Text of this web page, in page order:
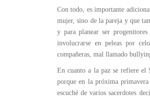
Con todo, es importante
mujer, sino de la pareja y que
y para planear ser
involucrarse en peleas por
compañeras, mal llamado
En cuanto a la paz se refiere el
porque en la próxima
escuché de varios sacerdotes